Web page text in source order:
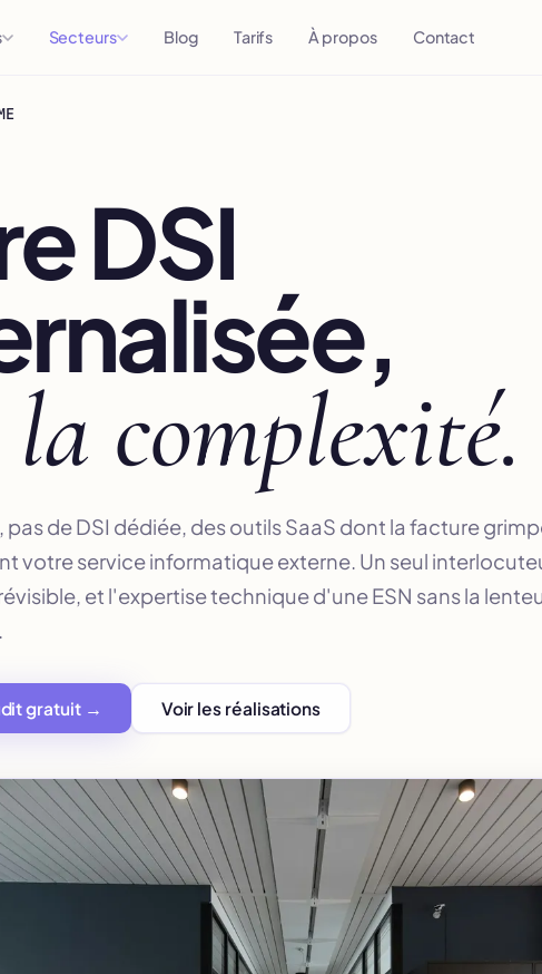
Secteurs Blog Tarifs À propos Contact
DSI
complexité.
pas de DSI dédiée, des outils SaaS dont la facture
votre service informatique externe. Un seul
et l'expertise technique d'une ESN sans la
gratuit → Voir les réalisations